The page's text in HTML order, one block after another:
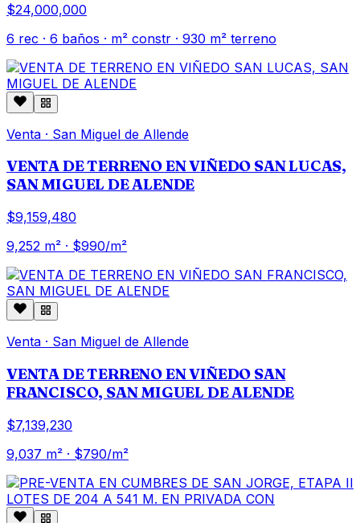
$24,000,000
6 rec · 6 baños · m² constr · 930 m² terreno
Venta · San Miguel de Allende
VENTA DE TERRENO EN VIÑEDO SAN LUCAS,
SAN MIGUEL DE ALENDE
$9,159,480
9,252 m² · $990/m²
Venta · San Miguel de Allende
VENTA DE TERRENO EN VIÑEDO SAN
FRANCISCO, SAN MIGUEL DE ALENDE
$7,139,230
9,037 m² · $790/m²